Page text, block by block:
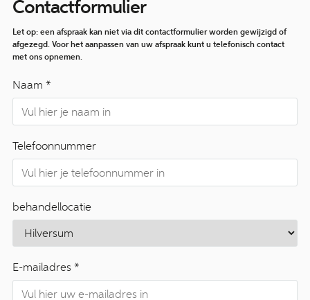
Contactformulier
Let op: een afspraak kan niet via dit contactformulier worden gewijzigd of
afgezegd. Voor het aanpassen van uw afspraak kunt u telefonisch contact
met ons opnemen.
Naam *
Telefoonnummer
behandellocatie
E-mailadres *